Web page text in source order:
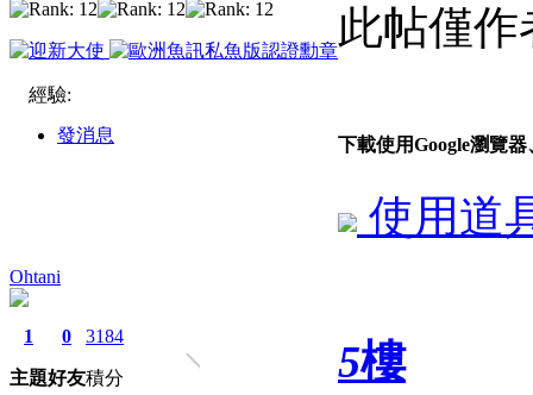
經驗:
發消息
此帖僅
下載使用Google瀏覽
使用道
Ohtani
1
主題
0
好友
3184
積分 5樓